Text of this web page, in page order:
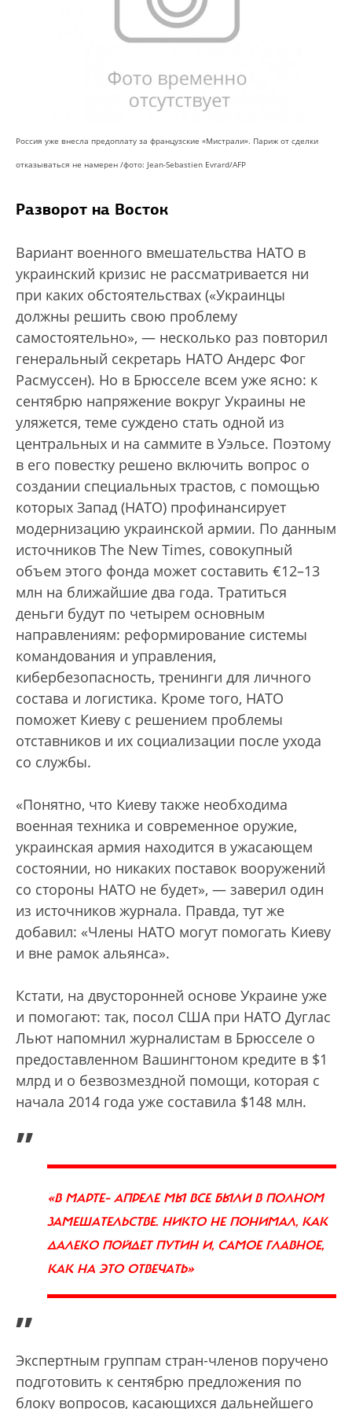
Россия уже внесла предоплату за французские «Мистрали». Париж от cделки
отказываться не намерен /фото: Jean-Sebastien Evrard/AFP
Разворот на Восток
Вариант военного вмешательства НАТО в
украинский кризис не рассматривается ни
при каких обстоятельствах («Украинцы
должны решить свою проблему
самостоятельно», — несколько раз повторил
генеральный секретарь НАТО Андерс Фог
Расмуссен). Но в Брюсселе всем уже ясно: к
сентябрю напряжение вокруг Украины не
уляжется, теме суждено стать одной из
центральных и на саммите в Уэльсе. Поэтому
в его повестку решено включить вопрос о
создании специальных трастов, с помощью
которых Запад (НАТО) профинансирует
модернизацию украинской армии. По данным
источников The New Times, совокупный
объем этого фонда может составить €12–13
млн на ближайшие два года. Тратиться
деньги будут по четырем основным
направлениям: реформирование системы
командования и управления,
кибербезопасность, тренинги для личного
состава и логистика. Кроме того, НАТО
поможет Киеву с решением проблемы
отставников и их социализации после ухода
со службы.
«Понятно, что Киеву также необходима
военная техника и современное оружие,
украинская армия находится в ужасающем
состоянии, но никаких поставок вооружений
со стороны НАТО не будет», — заверил один
из источников журнала. Правда, тут же
добавил: «Члены НАТО могут помогать Киеву
и вне рамок альянса».
Кстати, на двусторонней основе Украине уже
и помогают: так, посол США при НАТО Дуглас
Льют напомнил журналистам в Брюсселе о
предоставленном Вашингтоном кредите в $1
млрд и о безвозмездной помощи, которая с
начала 2014 года уже составила $148 млн.
„
«В МАРТЕ– АПРЕЛЕ МЫ ВСЕ БЫЛИ В ПОЛНОМ
ЗАМЕШАТЕЛЬСТВЕ. НИКТО НЕ ПОНИМАЛ, КАК
ДАЛЕКО ПОЙДЕТ ПУТИН И, САМОЕ ГЛАВНОЕ,
КАК НА ЭТО ОТВЕЧАТЬ»
”
Экспертным группам стран-членов поручено
подготовить к сентябрю предложения по
блоку вопросов, касающихся дальнейшего